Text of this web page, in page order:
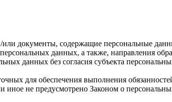
документы, содержащие персональные
данных, а также, направления
данных без согласия субъекта
для обеспечения выполнения
не предусмотрено Законом о